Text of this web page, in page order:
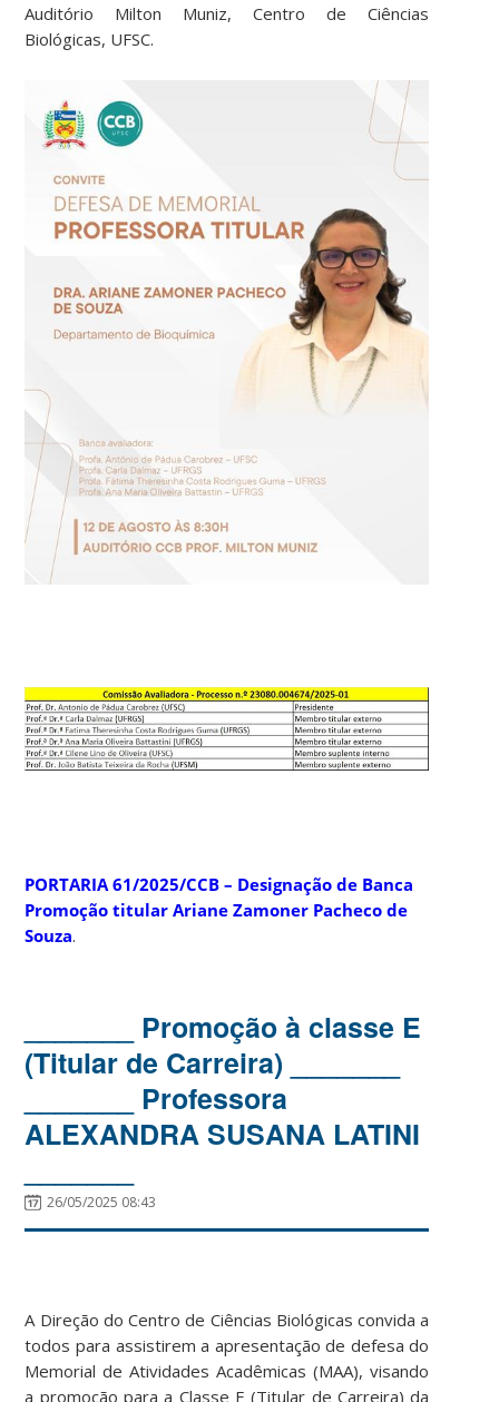
Auditório Milton Muniz, Centro de Ciências
Biológicas, UFSC.
PORTARIA 61/2025/CCB – Designação de Banca
Promoção titular Ariane Zamoner Pacheco de
Souza.
_______ Promoção à classe E
(Titular de Carreira) _______
_______ Professora
ALEXANDRA SUSANA LATINI
26/05/2025 08:43
A Direção do Centro de Ciências Biológicas convida a
todos para assistirem a apresentação de defesa do
Memorial de Atividades Acadêmicas (MAA), visando
a promoção para a Classe E (Titular de Carreira) da